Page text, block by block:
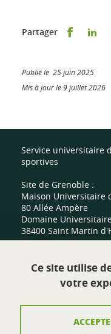
Partager
Publié le 25 juin 2025
Mis à jour le 9 juillet 2026
Service universitaire
sportives
Site de Grenoble :
Maison Universitaire
80 Allée Ampère
Domaine
38400 Saint Martin
Site de Valence :
Centre sportif
Route de Malissard
Ce site utilise
votre